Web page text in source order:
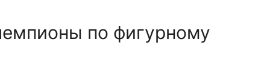
по фигурному